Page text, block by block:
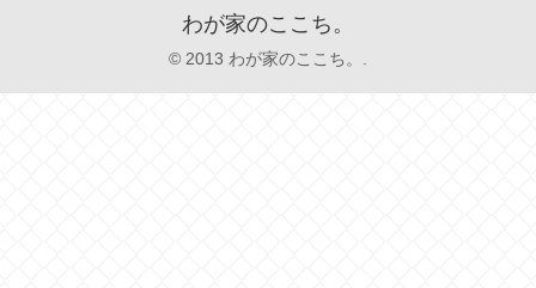
わが家のここち。
© 2013 わが家のここち。.